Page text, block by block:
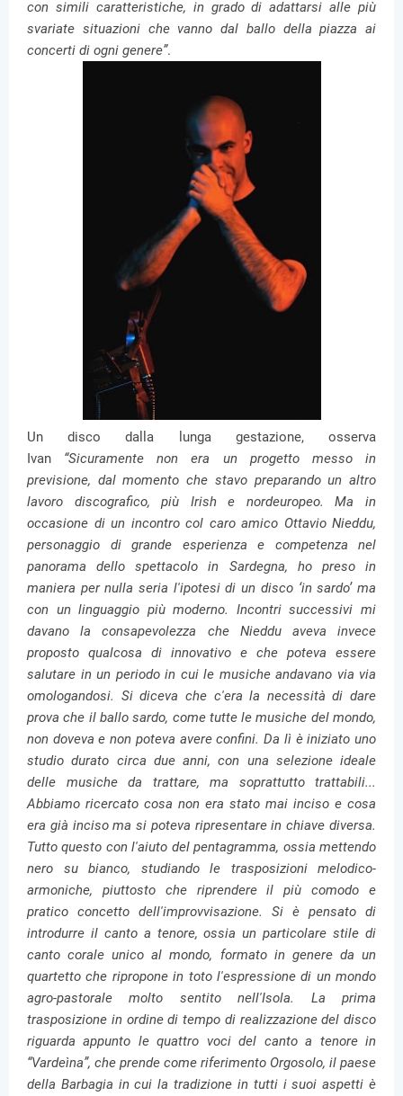
con simili caratteristiche, in grado di adattarsi alle più
svariate situazioni che vanno dal ballo della piazza ai
concerti di ogni genere”.
Un disco dalla lunga gestazione, osserva
Ivan “Sicuramente non era un progetto messo in
previsione, dal momento che stavo preparando un altro
lavoro discografico, più Irish e nordeuropeo. Ma in
occasione di un incontro col caro amico Ottavio Nieddu,
personaggio di grande esperienza e competenza nel
panorama dello spettacolo in Sardegna, ho preso in
maniera per nulla seria l'ipotesi di un disco ‘in sardo’ ma
con un linguaggio più moderno. Incontri successivi mi
davano la consapevolezza che Nieddu aveva invece
proposto qualcosa di innovativo e che poteva essere
salutare in un periodo in cui le musiche andavano via via
omologandosi. Si diceva che c'era la necessità di dare
prova che il ballo sardo, come tutte le musiche del mondo,
non doveva e non poteva avere confini. Da lì è iniziato uno
studio durato circa due anni, con una selezione ideale
delle musiche da trattare, ma soprattutto trattabili...
Abbiamo ricercato cosa non era stato mai inciso e cosa
era già inciso ma si poteva ripresentare in chiave diversa.
Tutto questo con l'aiuto del pentagramma, ossia mettendo
nero su bianco, studiando le trasposizioni melodico-
armoniche, piuttosto che riprendere il più comodo e
pratico concetto dell'improvvisazione. Si è pensato di
introdurre il canto a tenore, ossia un particolare stile di
canto corale unico al mondo, formato in genere da un
quartetto che ripropone in toto l'espressione di un mondo
agro-pastorale molto sentito nell'Isola. La prima
trasposizione in ordine di tempo di realizzazione del disco
riguarda appunto le quattro voci del canto a tenore in
“Vardeìna”, che prende come riferimento Orgosolo, il paese
della Barbagia in cui la tradizione in tutti i suoi aspetti è